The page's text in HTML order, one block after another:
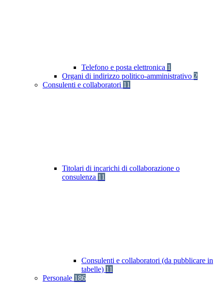
Telefono e posta elettronica 1
Organi di indirizzo politico-amministrativo 2
Consulenti e collaboratori 11
Titolari di incarichi di collaborazione o
consulenza 11
Consulenti e collaboratori (da pubblicare in
tabelle) 11
Personale 186